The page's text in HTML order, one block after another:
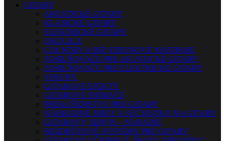
GITARY
AKUSTICKÉ GITARY
KLASICKÉ GITARY
ELEKTRICKÉ GITARY
UKULELE
COUNTRY A INÉ STRUNOVÉ NÁSTROJE
ZOSILŇOVAČE PRE AKUSTICKÉ GITARY
ZOSILŇOVAČE PRE ELEKTRICKÉ GITARY
STRUNY
GITAROVÉ EFEKTY
GITAROVÉ SNÍMAČE
PRÍSLUŠENSTVO PRE GITARY
NÁHRADNÉ DIELY A SÚČIASTKY NA GITARY
GITAROVÝ SERVIS – NÁRADIE
BEZDRÔTOVÉ SYSTÉMY PRE GITARY